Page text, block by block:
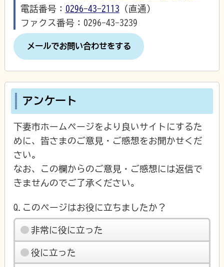
電話番号： 0296-43-2113 （直通）
ファクス番号：0296-43-3239
メールでお問い合わせをする
アンケート
下妻市ホームページをより良いサイトにするた
めに、皆さまのご意見・ご感想をお聞かせくだ
さい。
なお、この欄からのご意見・ご感想には返信で
きませんのでご了承ください。
Q.このページはお役に立ちましたか？
非常に役に立った
役に立った